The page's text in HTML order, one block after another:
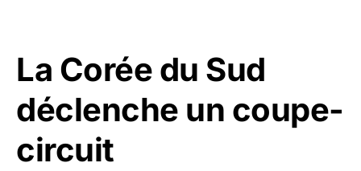
La Corée du Sud
déclenche un coupe-
circuit